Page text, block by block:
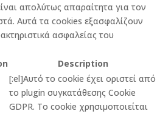
απολύτως απαραίτητα για τον
Αυτά τα cookies εξασφαλίζουν
ασφαλείας του
Description
[:el]Αυτό το cookie έχει οριστεί από
το plugin συγκατάθεσης Cookie
GDPR. Το cookie χρησιμοποιείται